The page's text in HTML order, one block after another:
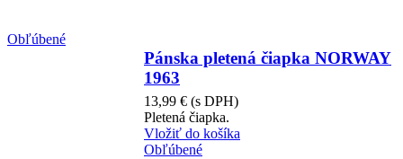
Obľúbené
Pánska pletená čiapka NORWAY
1963
13,99 € (s DPH)
Pletená čiapka.
Vložiť do košíka
Obľúbené